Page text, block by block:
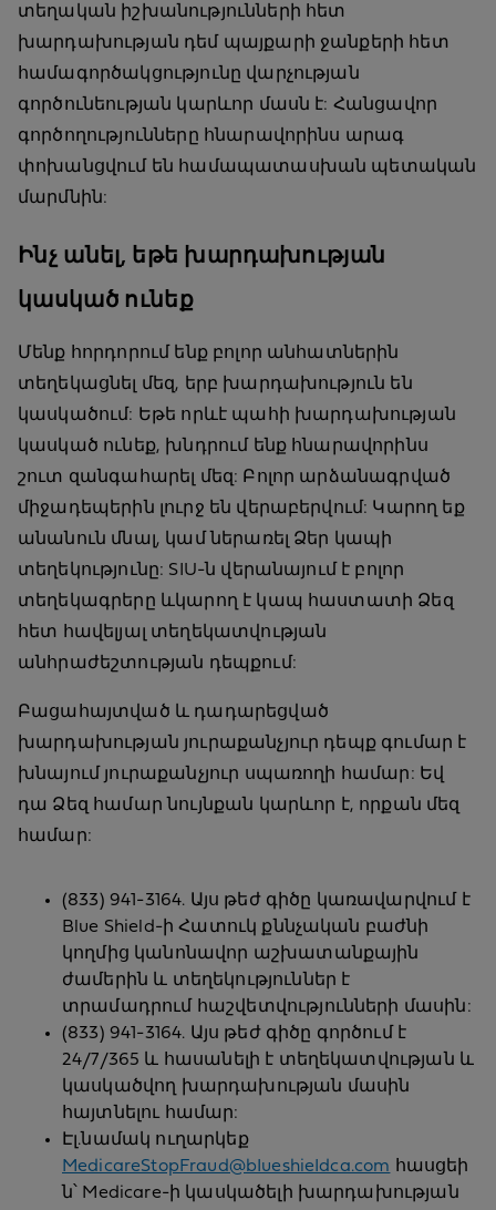
տեղական իշխանությունների հետ
խարդախության դեմ պայքարի ջանքերի հետ
համագործակցությունը վարչության
գործունեության կարևոր մասն է: Հանցավոր
գործողությունները հնարավորինս արագ
փոխանցվում են համապատասխան պետական
մարմնին:
Ինչ անել, եթե խարդախության
կասկած ունեք
Մենք հորդորում ենք բոլոր անհատներին
տեղեկացնել մեզ, երբ խարդախություն են
կասկածում: Եթե որևէ պահի խարդախության
կասկած ունեք, խնդրում ենք հնարավորինս
շուտ զանգահարել մեզ: Բոլոր արձանագրված
միջադեպերին լուրջ են վերաբերվում: Կարող եք
անանուն մնալ, կամ ներառել Ձեր կապի
տեղեկությունը: SIU-ն վերանայում է բոլոր
տեղեկագրերը ևկարող է կապ հաստատի Ձեզ
հետ հավելյալ տեղեկատվության
անհրաժեշտության դեպքում:
Բացահայտված և դադարեցված
խարդախության յուրաքանչյուր դեպք գումար է
խնայում յուրաքանչյուր սպառողի համար: Եվ
դա Ձեզ համար նույնքան կարևոր է, որքան մեզ
համար:
(833) 941-3164. Այս թեժ գիծը կառավարվում է
Blue Shield-ի Հատուկ քննչական բաժնի
կողմից կանոնավոր աշխատանքային
ժամերին և տեղեկություններ է
տրամադրում հաշվետվությունների մասին:
(833) 941-3164. Այս թեժ գիծը գործում է
24/7/365 և հասանելի է տեղեկատվության և
կասկածվող խարդախության մասին
հայտնելու համար:
Էլ.նամակ ուղարկեք
MedicareStopFraud@bIueshieIdca.com հասցեի
ն՝ Medicare-ի կասկածելի խարդախության